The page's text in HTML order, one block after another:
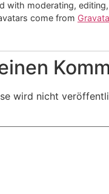
with moderating,
come from
wird nicht